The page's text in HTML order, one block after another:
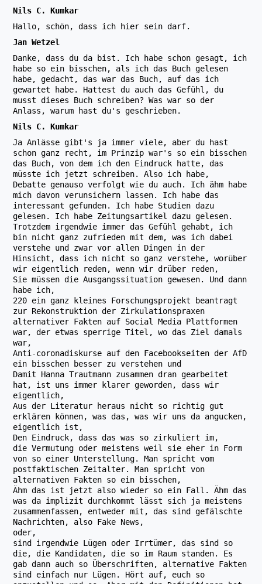
Nils C. Kumkar
Hallo, schön, dass ich hier sein darf.
Jan Wetzel
Danke, dass du da bist. Ich habe schon gesagt, ich
habe so ein bisschen, als ich das Buch gelesen
habe, gedacht, das war das Buch, auf das ich
gewartet habe. Hattest du auch das Gefühl, du
musst dieses Buch schreiben? Was war so der
Anlass, warum hast du's geschrieben.
Nils C. Kumkar
Ja Anlässe gibt's ja immer viele, aber du hast
schon ganz recht, im Prinzip war's so ein bisschen
das Buch, von dem ich den Eindruck hatte, das
müsste ich jetzt schreiben. Also ich habe,
Debatte genauso verfolgt wie du auch. Ich ähm habe
mich davon verunsichern lassen. Ich habe das
interessant gefunden. Ich habe Studien dazu
gelesen. Ich habe Zeitungsartikel dazu gelesen.
Trotzdem irgendwie immer das Gefühl gehabt, ich
bin nicht ganz zufrieden mit dem, was ich dabei
verstehe und zwar vor allen Dingen in der
Hinsicht, dass ich nicht so ganz verstehe, worüber
wir eigentlich reden, wenn wir drüber reden,
Sie müssen die Ausgangssituation gewesen. Und dann
habe ich,
220 ein ganz kleines Forschungsprojekt beantragt
zur Rekonstruktion der Zirkulationspraxen
alternativer Fakten auf Social Media Plattformen
war, der etwas sperrige Titel, wo das Ziel damals
war,
Anti-coronadiskurse auf den Facebookseiten der AfD
ein bisschen besser zu verstehen und
Damit Hanna Trautmann zusammen dran gearbeitet
hat, ist uns immer klarer geworden, dass wir
eigentlich,
Aus der Literatur heraus nicht so richtig gut
erklären können, was das, was wir uns da angucken,
eigentlich ist,
Den Eindruck, dass das was so zirkuliert im,
die Vermutung oder meistens weil sie eher in Form
von so einer Unterstellung. Man spricht vom
postfaktischen Zeitalter. Man spricht von
alternativen Fakten so ein bisschen,
Ähm das ist jetzt also wieder so ein Fall. Ähm das
was da implizit durchkommt lässt sich ja meistens
zusammenfassen, entweder mit, das sind gefälschte
Nachrichten, also Fake News,
oder,
sind irgendwie Lügen oder Irrtümer, das sind so
die, die Kandidaten, die so im Raum standen. Es
gab dann auch so Überschriften, alternative Fakten
sind einfach nur Lügen. Hört auf, euch so